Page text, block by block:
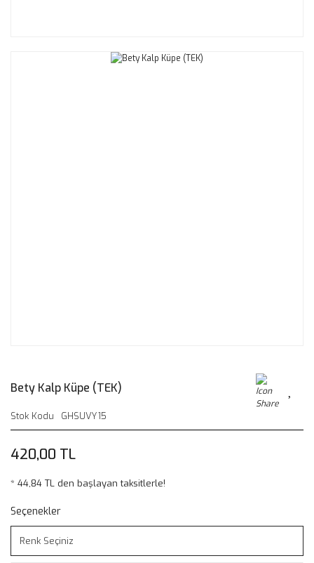
Bety Kalp Küpe (TEK)
Stok Kodu GHSUVY15
420,00 TL
* 44,84 TL den başlayan taksitlerle!
Seçenekler